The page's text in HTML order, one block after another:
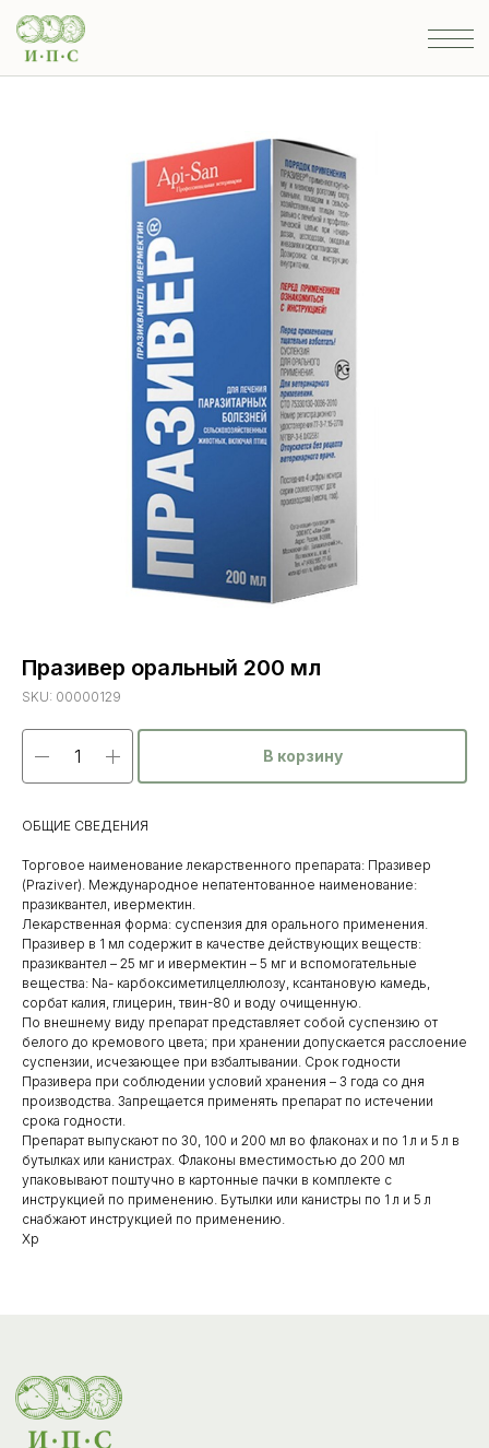
Празивер оральный 200 мл
SKU: 00000129
В корзину
ОБЩИЕ СВЕДЕНИЯ
Торговое наименование лекарственного препарата: Празивер
(Praziver). Международное непатентованное наименование:
празиквантел, ивермектин.
Лекарственная форма: суспензия для орального применения.
Празивер в 1 мл содержит в качестве действующих веществ:
празиквантел – 25 мг и ивермектин – 5 мг и вспомогательные
вещества: Na- карбоксиметилцеллюлозу, ксантановую камедь,
сорбат калия, глицерин, твин-80 и воду очищенную.
По внешнему виду препарат представляет собой суспензию от
белого до кремового цвета; при хранении допускается расслоение
суспензии, исчезающее при взбалтывании. Срок годности
Празивера при соблюдении условий хранения – 3 года со дня
производства. Запрещается применять препарат по истечении
срока годности.
Препарат выпускают по 30, 100 и 200 мл во флаконах и по 1 л и 5 л в
бутылках или канистрах. Флаконы вместимостью до 200 мл
упаковывают поштучно в картонные пачки в комплекте с
инструкцией по применению. Бутылки или канистры по 1 л и 5 л
снабжают инструкцией по применению.
Хр
Каталог
товаров
Инкубация
Ветеринарные препараты
Корма, кормовые добавки
Гигиенические средства
Дезинфекция, дезинсекция, дератизация